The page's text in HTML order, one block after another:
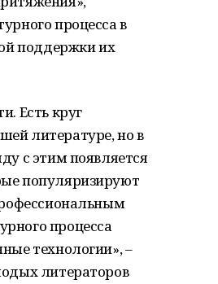
процесса в
поддержки их
Есть круг
литературе, но в
с этим появляется
популяризируют
процесса
технологии», –
литераторов